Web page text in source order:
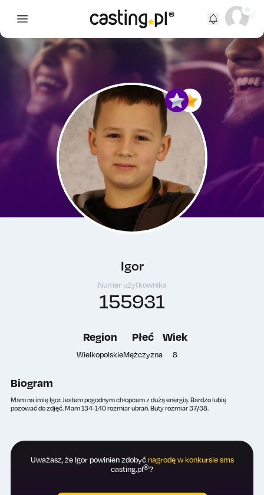
Open main menu
Igor
Numer użytkownika
155931
Region
Wielkopolskie
Płeć
Mężczyzna
Wiek
8
Biogram
Mam na imię Igor. Jestem pogodnym chłopcem z dużą energią. Bardzo lubię
pozować do zdjęć. Mam 134-140 rozmiar ubrań. Buty rozmiar 37/38.
Uważasz, że Igor powinien zdobyćnagrodę w konkursie sms
casting.pl®?